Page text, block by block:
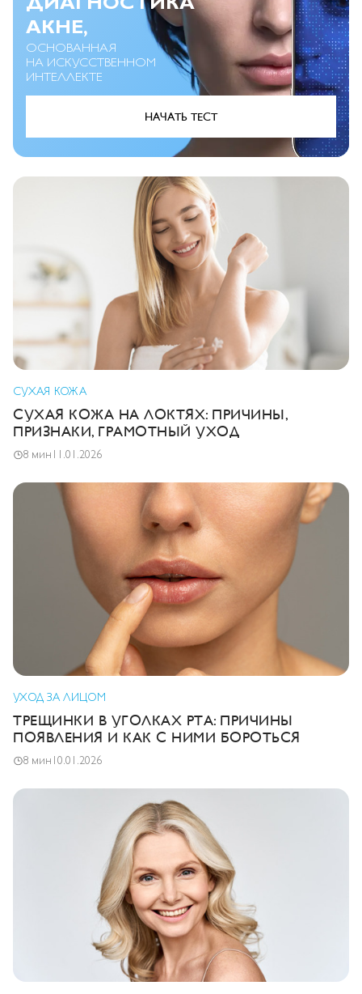
АКНЕ,
ОСНОВАННАЯ
НА ИСКУССТВЕННОМ
ИНТЕЛЛЕКТЕ
НАЧАТЬ ТЕСТ
СУХАЯ КОЖА
СУХАЯ КОЖА НА ЛОКТЯХ: ПРИЧИНЫ,
ПРИЗНАКИ, ГРАМОТНЫЙ УХОД
8 мин 11.01.2026
УХОД ЗА ЛИЦОМ
ТРЕЩИНКИ В УГОЛКАХ РТА: ПРИЧИНЫ
ПОЯВЛЕНИЯ И КАК С НИМИ БОРОТЬСЯ
8 мин 10.01.2026